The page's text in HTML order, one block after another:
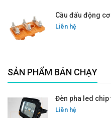
Cầu đấu động
Liên hệ
SẢN PHẨM BÁN CHẠY
Đèn pha led chip
Liên hệ